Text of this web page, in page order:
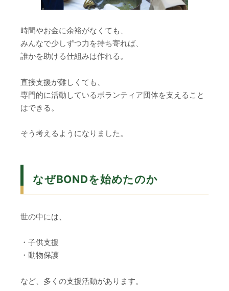
時間やお金に余裕がなくても、
みんなで少しずつ力を持ち寄れば、
誰かを助ける仕組みは作れる。
直接支援が難しくても、
専門的に活動しているボランティア団体を支えること
はできる。
そう考えるようになりました。
なぜBONDを始めたのか
世の中には、
・子供支援
・動物保護
など、多くの支援活動があります。